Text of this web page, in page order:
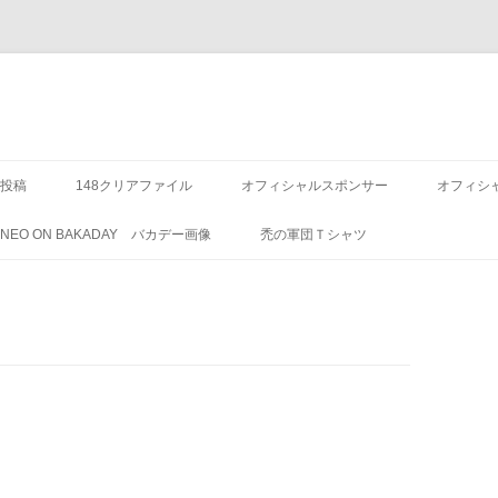
稿 148クリアファイル オフィシャルスポンサー オフィシ
ON BAKADAY バカデー画像 禿の軍団Ｔシャツ